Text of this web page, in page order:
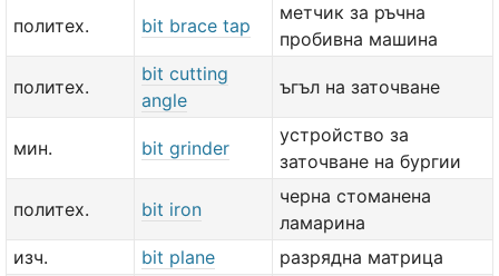
политех. bit brace tap
метчик за ръчна
пробивна машина
политех.
bit cutting
angle
ъгъл на заточване
мин. bit grinder
устройство за
заточване на бургии
политех. bit iron
черна стоманена
ламарина
изч.
bit plane
разрядна матрица